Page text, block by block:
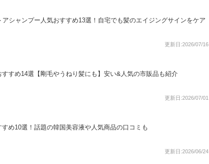
アシャンプー人気おすすめ13選！自宅でも髪のエイジングサインをケア
更新日:2026/07/16
すめ14選【剛毛やうねり髪にも】安い&人気の市販品も紹介
更新日:2026/07/01
め10選！話題の韓国美容液や人気商品の口コミも
更新日:2026/06/24